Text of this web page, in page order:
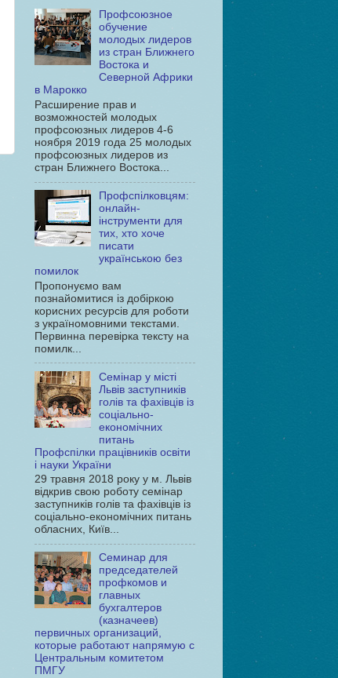
Профсоюзное
обучение
молодых лидеров
из стран Ближнего
Востока и
Северной Африки
в Марокко
Расширение прав и
возможностей молодых
профсоюзных лидеров 4-6
ноября 2019 года 25 молодых
профсоюзных лидеров из
стран Ближнего Востока...
Профспілковцям:
онлайн-
інструменти для
тих, хто хоче
писати
українською без
помилок
Пропонуємо вам
познайомитися із добіркою
корисних ресурсів для роботи
з україномовними текстами.
Первинна перевірка тексту на
помилк...
Семінар у місті
Львів заступників
голів та фахівців із
соціально-
економічних
питань
Профспілки працівників освіти
і науки України
29 травня 2018 року у м. Львів
відкрив свою роботу семінар
заступників голів та фахівців із
соціально-економічних питань
обласних, Київ...
Семинар для
председателей
профкомов и
главных
бухгалтеров
(казначеев)
первичных организаций,
которые работают напрямую с
Центральным комитетом
ПМГУ